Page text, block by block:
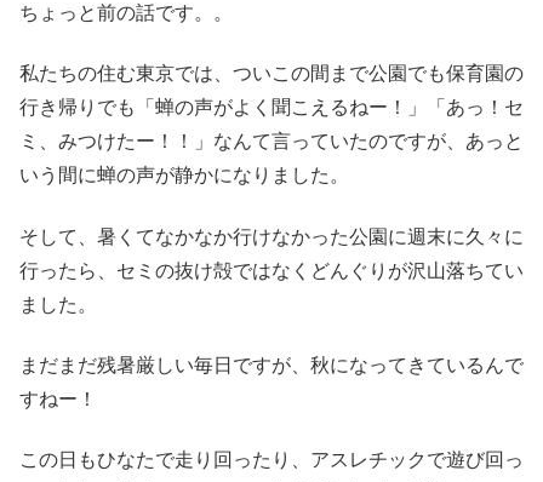
ちょっと前の話です。。
私たちの住む東京では、ついこの間まで公園でも保育園の
行き帰りでも「蝉の声がよく聞こえるねー！」「あっ！セ
ミ、みつけたー！！」なんて言っていたのですが、あっと
いう間に蝉の声が静かになりました。
そして、暑くてなかなか行けなかった公園に週末に久々に
行ったら、セミの抜け殻ではなくどんぐりが沢山落ちてい
ました。
まだまだ残暑厳しい毎日ですが、秋になってきているんで
すねー！
この日もひなたで走り回ったり、アスレチックで遊び回っ